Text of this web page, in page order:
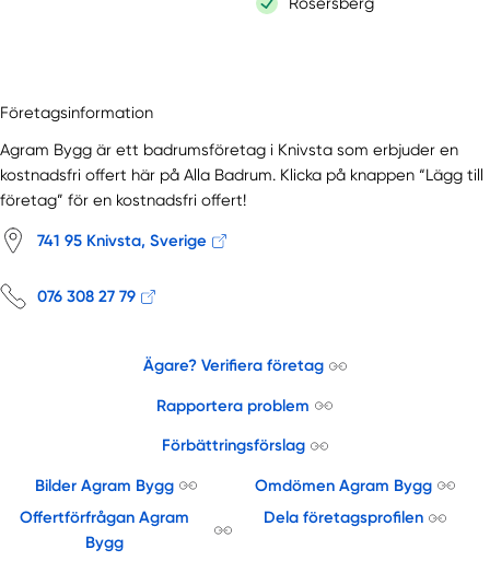
Företagsinformation
Agram Bygg är ett badrumsföretag i Knivsta som erbjuder en
kostnadsfri offert här på Alla Badrum. Klicka på knappen “Lägg till
företag” för en kostnadsfri offert!
741 95 Knivsta, Sverige
076 308 27 79
Ägare? Verifiera företag
Rapportera problem
Förbättringsförslag
Bilder Agram Bygg
Omdömen Agram Bygg
Offertförfrågan Agram
Bygg
Dela företagsprofilen